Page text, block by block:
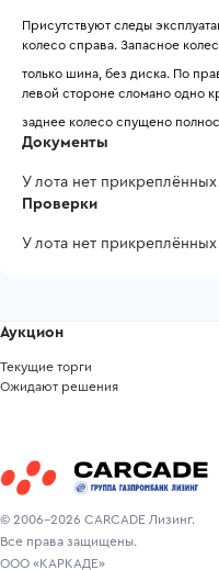
Присутствуют следы
колесо справа. Запасное
только шина, без диска. По
левой стороне сломано одно
заднее колесо спущено
Документы
У лота нет
Проверки
У лота нет
© 2006-2026 CARCADE Лизинг.
Все права защищены.
ООО «КАРКАДЕ»
Аукцион
Текущие торги
Ожидают решения